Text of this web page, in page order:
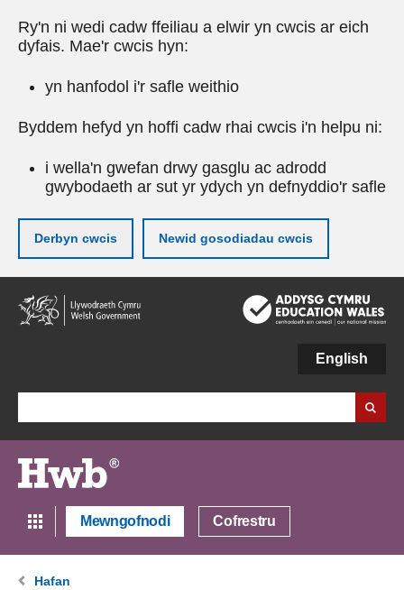
Ry'n ni wedi cadw ffeiliau a elwir yn cwcis ar eich
dyfais. Mae'r cwcis hyn:
yn hanfodol i'r safle weithio
Byddem hefyd yn hoffi cadw rhai cwcis i'n helpu ni:
i wella'n gwefan drwy gasglu ac adrodd
gwybodaeth ar sut yr ydych yn defnyddio'r safle
Derbyn cwcis Newid gosodiadau cwcis
Neidio
i'r
prif
English
Mewngofnodi Cofrestru
Hafan